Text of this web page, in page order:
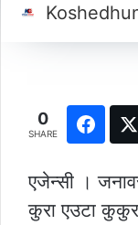
0
SHARE
एजेन्सी ।
कुरा एउटा